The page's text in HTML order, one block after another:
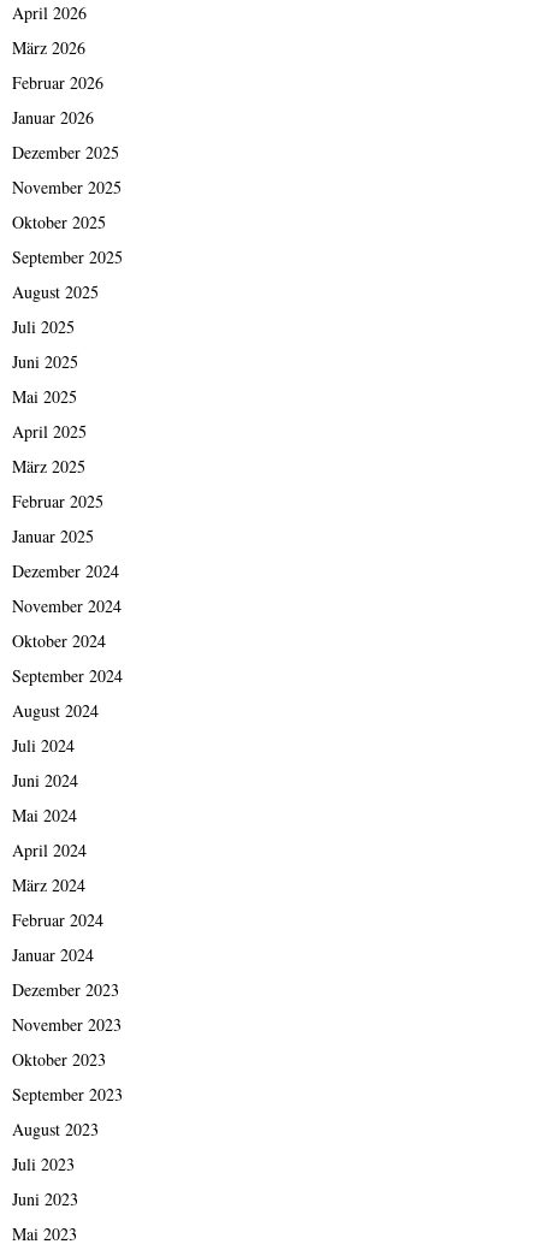
April 2026
März 2026
Februar 2026
Januar 2026
Dezember 2025
November 2025
Oktober 2025
September 2025
August 2025
Juli 2025
Juni 2025
Mai 2025
April 2025
März 2025
Februar 2025
Januar 2025
Dezember 2024
November 2024
Oktober 2024
September 2024
August 2024
Juli 2024
Juni 2024
Mai 2024
April 2024
März 2024
Februar 2024
Januar 2024
Dezember 2023
November 2023
Oktober 2023
September 2023
August 2023
Juli 2023
Juni 2023
Mai 2023